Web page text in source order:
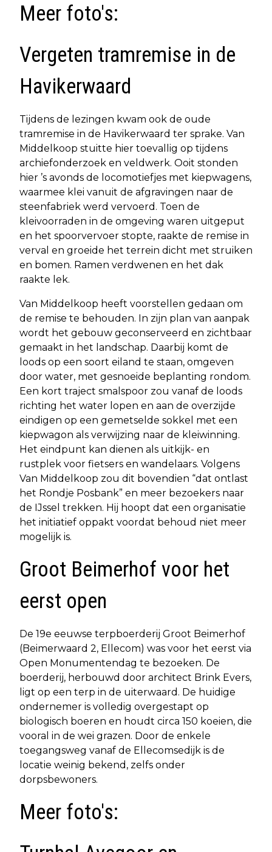
Meer foto's:
Vergeten tramremise in de
Havikerwaard
Tijdens de lezingen kwam ook de oude
tramremise in de Havikerwaard ter sprake. Van
Middelkoop stuitte hier toevallig op tijdens
archiefonderzoek en veldwerk. Ooit stonden
hier ’s avonds de locomotiefjes met kiepwagens,
waarmee klei vanuit de afgravingen naar de
steenfabriek werd vervoerd. Toen de
kleivoorraden in de omgeving waren uitgeput
en het spoorvervoer stopte, raakte de remise in
verval en groeide het terrein dicht met struiken
en bomen. Ramen verdwenen en het dak
raakte lek.
Van Middelkoop heeft voorstellen gedaan om
de remise te behouden. In zijn plan van aanpak
wordt het gebouw geconserveerd en zichtbaar
gemaakt in het landschap. Daarbij komt de
loods op een soort eiland te staan, omgeven
door water, met gesnoeide beplanting rondom.
Een kort traject smalspoor zou vanaf de loods
richting het water lopen en aan de overzijde
eindigen op een gemetselde sokkel met een
kiepwagon als verwijzing naar de kleiwinning.
Het eindpunt kan dienen als uitkijk- en
rustplek voor fietsers en wandelaars. Volgens
Van Middelkoop zou dit bovendien “dat ontlast
het Rondje Posbank” en meer bezoekers naar
de IJssel trekken. Hij hoopt dat een organisatie
het initiatief oppakt voordat behoud niet meer
mogelijk is.
Groot Beimerhof voor het
eerst open
De 19e eeuwse terpboerderij Groot Beimerhof
(Beimerwaard 2, Ellecom) was voor het eerst via
Open Monumentendag te bezoeken. De
boerderij, herbouwd door architect Brink Evers,
ligt op een terp in de uiterwaard. De huidige
ondernemer is volledig overgestapt op
biologisch boeren en houdt circa 150 koeien, die
vooral in de wei grazen. Door de enkele
toegangsweg vanaf de Ellecomsedijk is de
locatie weinig bekend, zelfs onder
dorpsbewoners.
Meer foto's: